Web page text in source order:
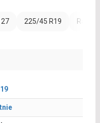
225/45 R19 Rant